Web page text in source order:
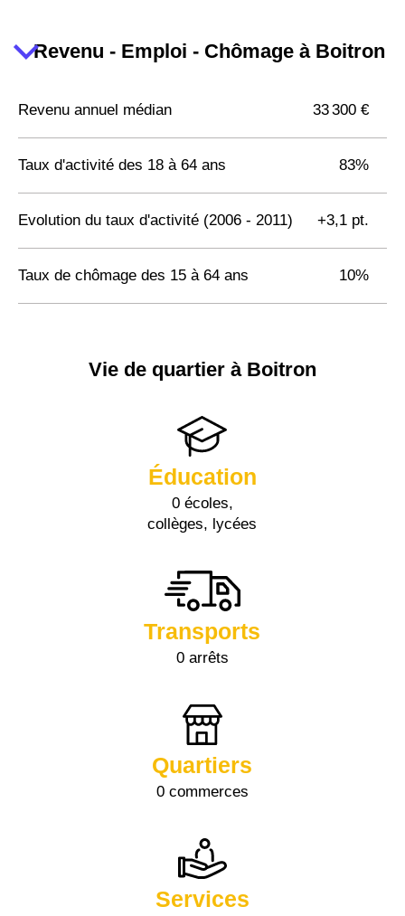
Revenu - Emploi - Chômage à Boitron
Revenu annuel médian 33 300 €
Taux d'activité des 18 à 64 ans 83%
Evolution du taux d'activité (2006 - 2011) +3,1 pt.
Taux de chômage des 15 à 64 ans 10%
Vie de quartier à Boitron
Éducation
0 écoles,
collèges, lycées
Transports
0 arrêts
Quartiers
0 commerces
Services